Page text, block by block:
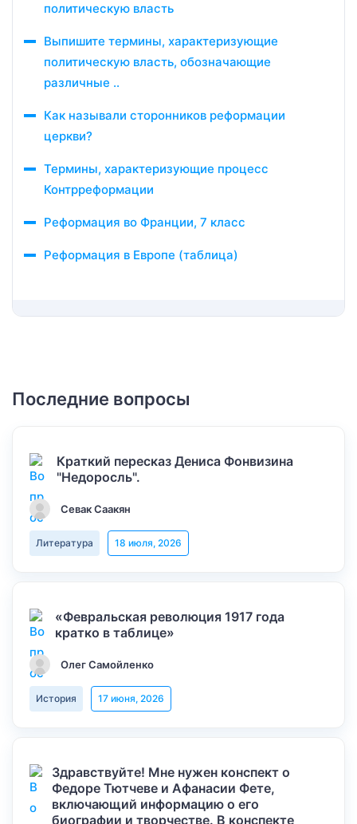
политическую власть
Выпишите термины, характеризующие
политическую власть, обозначающие
различные ..
Как называли сторонников реформации
церкви?
Термины, характеризующие процесс
Контрреформации
Реформация во Франции, 7 класс
Реформация в Европе (таблица)
Последние вопросы
Краткий пересказ Дениса Фонвизина
"Недоросль".
Севак Саакян
Литература 18 июля, 2026
«Февральская революция 1917 года
кратко в таблице»
Олег Самойленко
История 17 июня, 2026
Здравствуйте! Мне нужен конспект о
Федоре Тютчеве и Афанасии Фете,
включающий информацию о его
биографии и творчестве. В конспекте